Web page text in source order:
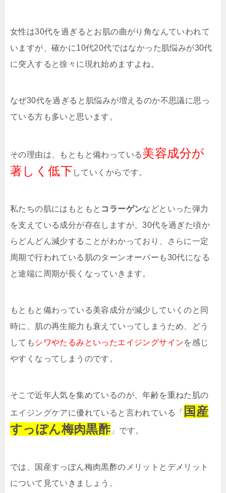
女性は30代を過ぎるとお肌の曲がり角なんていわれて
いますが、確かに10代20代ではなかった肌悩みが30代
に突入すると徐々に現れ始めますよね。
なぜ30代を過ぎると肌悩みが増えるのか不思議に思っ
ている方も多いと思います。
その理由は、もともと備わっている美容成分が
著しく低下 していくからです。
私たちの肌にはもともと コラーゲンなどといった弾力
を支えている成分が存在しますが、30代を過ぎた頃か
らどんどん減少することがわかっており、さらに一定
周期で行われている肌のターンオーバーも30代になる
と途端に周期が長くなっていきます。
もともと備わっている美容成分が減少していくのと同
時に、肌の再生能力も衰えていってしまうため、どう
しても シワやたるみといったエイジングサインを感じ
やすくなってしまうのです。
そこで近年人気を集めているのが、年齢を重ねた肌の
エイジングケアに優れていると言われている「 国産
すっぽん梅肉黒酢 」です。
では、国産すっぽん梅肉黒酢のメリットとデメリット
について見ていきましょう。